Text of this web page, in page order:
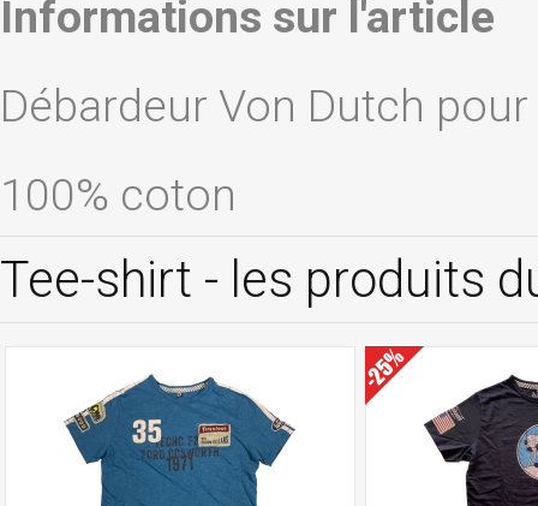
Informations sur l'article
Débardeur Von Dutch
100% coton
Tee-shirt - les produits